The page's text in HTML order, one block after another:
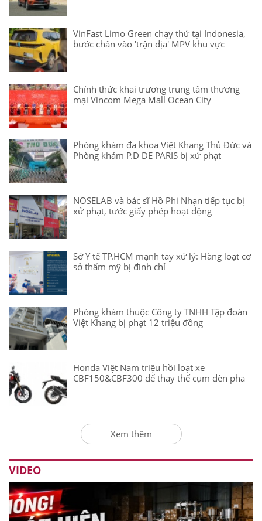
VinFast Limo Green chạy thử tại Indonesia,
bước chân vào 'trận địa' MPV khu vực
Chính thức khai trương trung tâm thương
mại Vincom Mega Mall Ocean City
Phòng khám đa khoa Việt Khang Thủ Đức và
Phòng khám P.D DE PARIS bị xử phạt
NOSELAB và bác sĩ Hồ Phi Nhạn tiếp tục bị
xử phạt, tước giấy phép hoạt động
Sở Y tế TP.HCM mạnh tay xử lý: Hàng loạt cơ
sở thẩm mỹ bị đình chỉ
Phòng khám thuộc Công ty TNHH Tập đoàn
Việt Khang bị phạt 12 triệu đồng
Honda Việt Nam triệu hồi loạt xe
CBF150&CBF300 để thay thế cụm đèn pha
Xem thêm
VIDEO